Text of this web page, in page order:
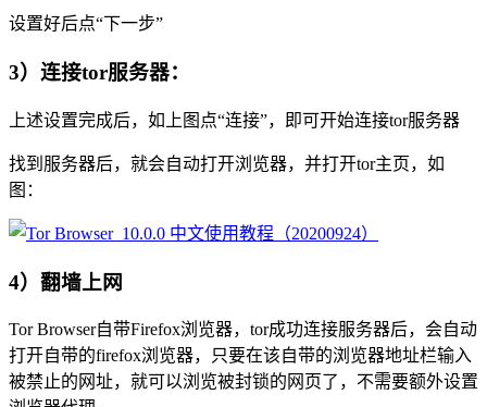
设置好后点“下一步”
3）连接tor服务器：
上述设置完成后，如上图点“连接”，即可开始连接tor服务器
找到服务器后，就会自动打开浏览器，并打开tor主页，如
图：
4）翻墙上网
Tor Browser自带Firefox浏览器，tor成功连接服务器后，会自动
打开自带的firefox浏览器，只要在该自带的浏览器地址栏输入
被禁止的网址，就可以浏览被封锁的网页了，不需要额外设置